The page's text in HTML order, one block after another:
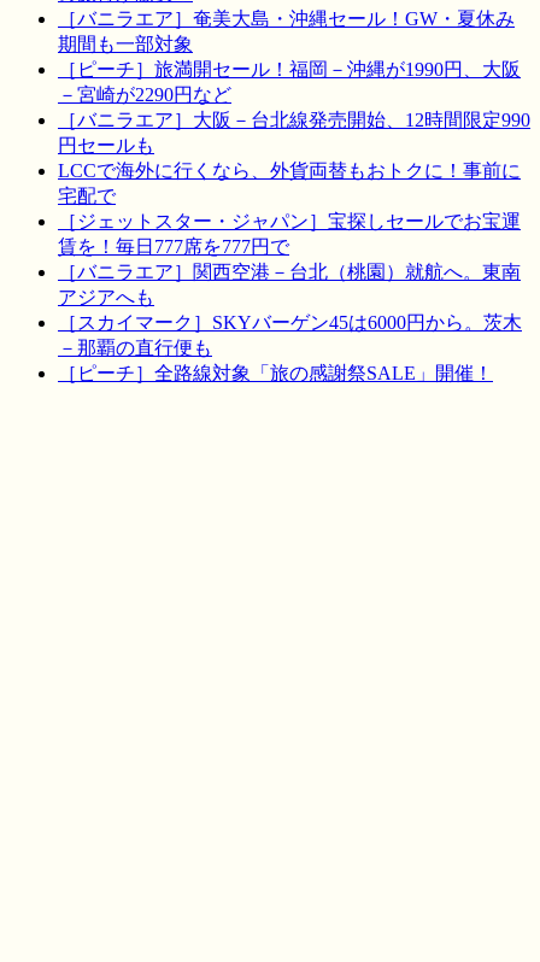
［バニラエア］奄美大島・沖縄セール！GW・夏休み
期間も一部対象
［ピーチ］旅満開セール！福岡－沖縄が1990円、大阪
－宮崎が2290円など
［バニラエア］大阪－台北線発売開始、12時間限定990
円セールも
LCCで海外に行くなら、外貨両替もおトクに！事前に
宅配で
［ジェットスター・ジャパン］宝探しセールでお宝運
賃を！毎日777席を777円で
［バニラエア］関西空港－台北（桃園）就航へ。東南
アジアへも
［スカイマーク］SKYバーゲン45は6000円から。茨木
－那覇の直行便も
［ピーチ］全路線対象「旅の感謝祭SALE」開催！